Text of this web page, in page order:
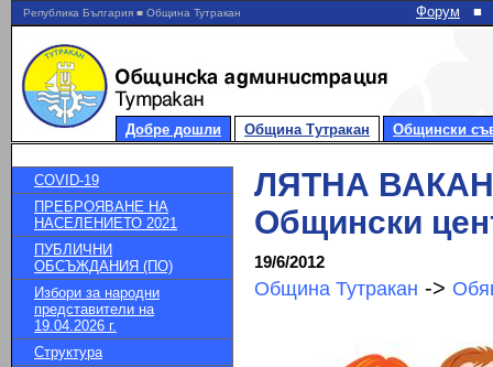
Република България ■ Община Тутракан Форум ■
Добре дошли Община Тутракан Общински
COVID-19
ПРЕБРОЯВАНЕ НА
НАСЕЛЕНИЕТО 2021
ПУБЛИЧНИ
ОБСЪЖДАНИЯ (ПО)
Избори за народни
представители на
19.04.2026 г.
Структура
ЛЯТНА
Общински
19/6/2012
Община Тутракан ->